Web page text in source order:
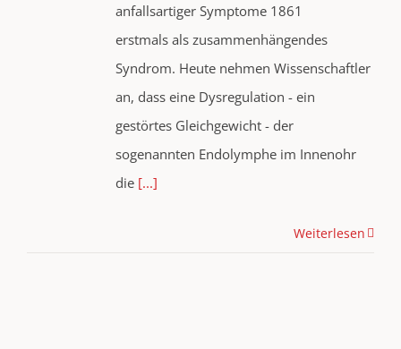
anfallsartiger Symptome 1861
erstmals als zusammenhängendes
Syndrom. Heute nehmen Wissenschaftler
an, dass eine Dysregulation - ein
gestörtes Gleichgewicht - der
sogenannten Endolymphe im Innenohr
die[...]
Weiterlesen